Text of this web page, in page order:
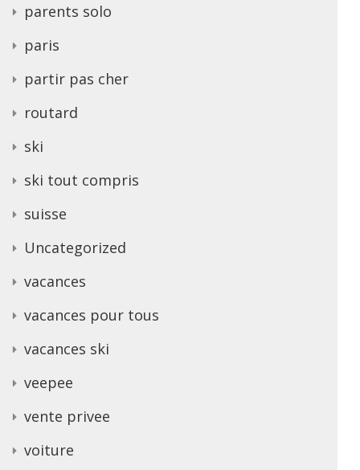
parents solo
paris
partir pas cher
routard
ski
ski tout compris
suisse
Uncategorized
vacances
vacances pour tous
vacances ski
veepee
vente privee
voiture